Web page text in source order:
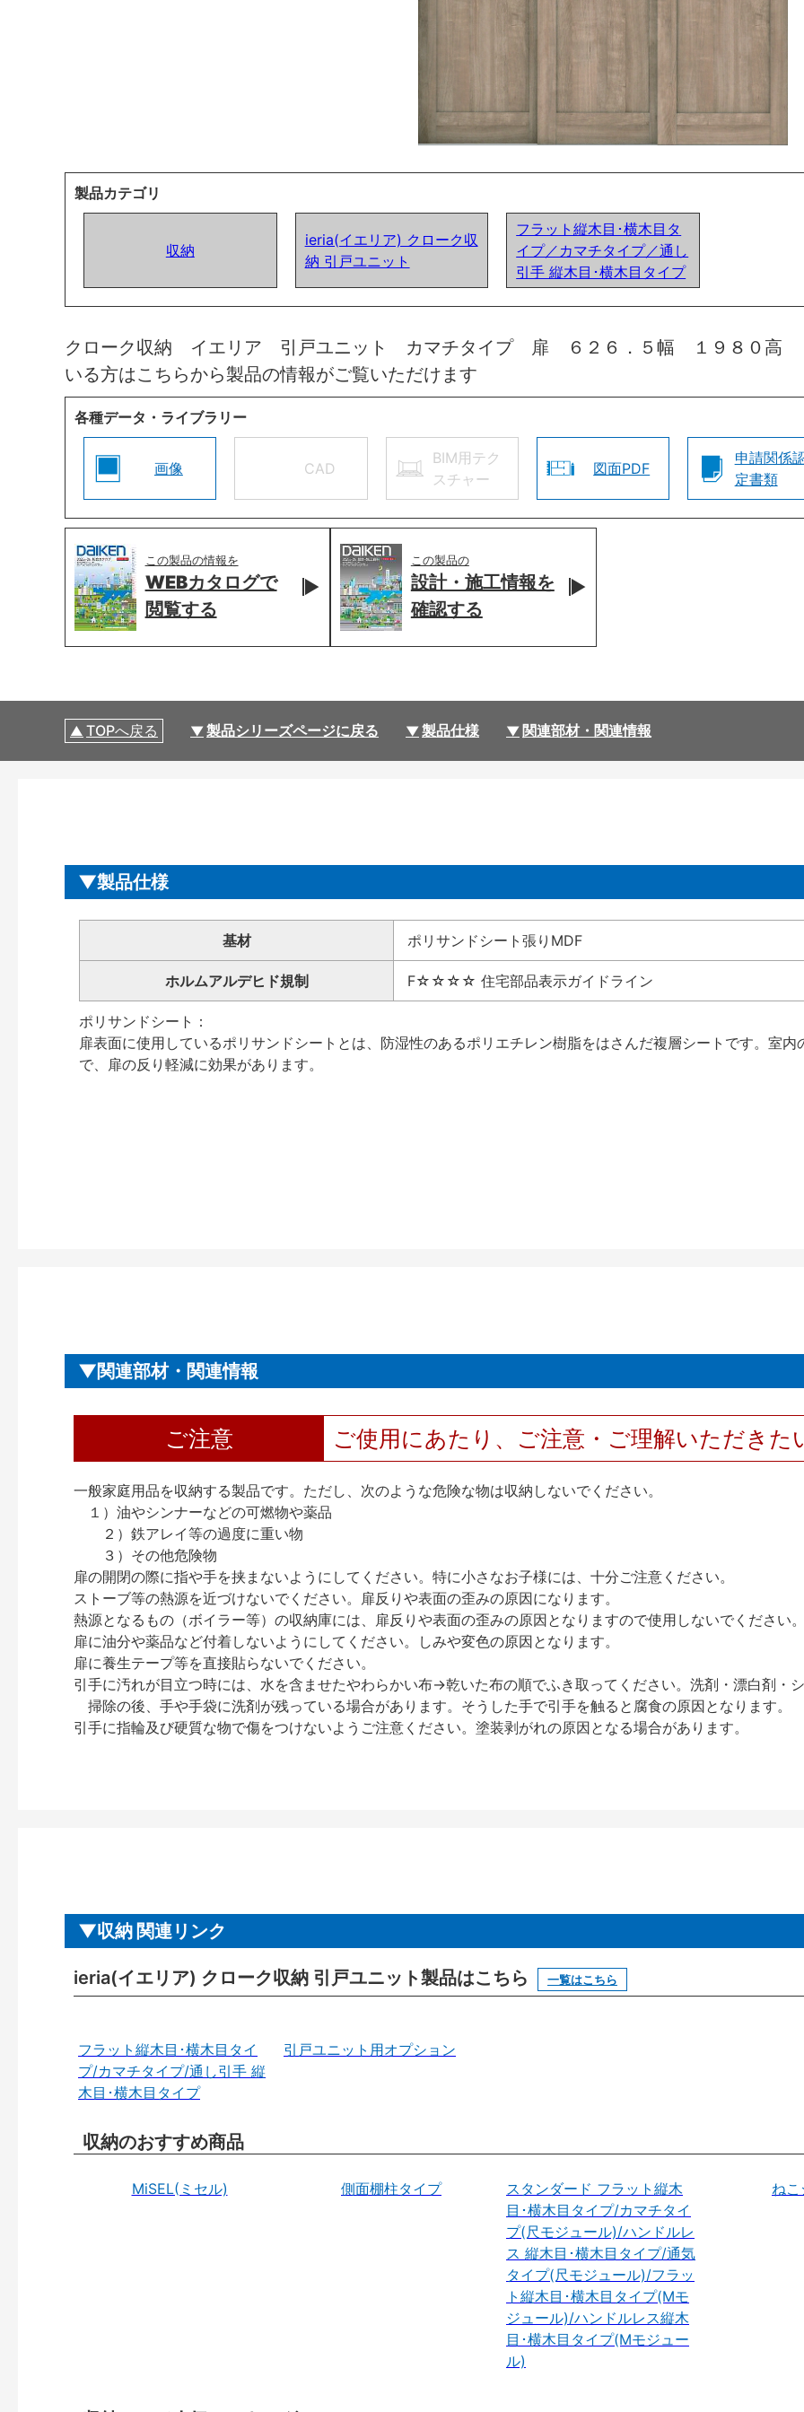
製品カテゴリ
収納
ieria(イエリア) クローク収
納 引戸ユニット
フラット縦木目･横木目タ
イプ／カマチタイプ／通し
引手 縦木目･横木目タイプ
クローク収納 イエリア 引戸ユニット カマチタイプ 扉 ６２６．５幅 １９８０高 〈
いる方はこちらから製品の情報がご覧いただけます
各種データ・ライブラリー
画像 CAD
BIM用テク
スチャー
図面PDF
申請関係
定書類
この製品の情報を
WEBカタログで
閲覧する
この製品の
設計・施工情報を
確認する
TOPへ戻る 製品シリーズページに戻る 製品仕様 関連部材・関連情報
製品仕様
基材 ポリサンドシート張りMDF
ホルムアルデヒド規制 F☆☆☆☆ 住宅部品表示ガイドライン
ポリサンドシート：
扉表面に使用しているポリサンドシートとは、防湿性のあるポリエチレン樹脂をはさんだ複層シートです。室
で、扉の反り軽減に効果があります。
関連部材・関連情報
ご注意 ご使用にあたり、ご注意・ご理解いただきた
一般家庭用品を収納する製品です。ただし、次のような危険な物は収納しないでください。
１）油やシンナーなどの可燃物や薬品
２）鉄アレイ等の過度に重い物
３）その他危険物
扉の開閉の際に指や手を挟まないようにしてください。特に小さなお子様には、十分ご注意ください。
ストーブ等の熱源を近づけないでください。扉反りや表面の歪みの原因になります。
熱源となるもの（ボイラー等）の収納庫には、扉反りや表面の歪みの原因となりますので使用しないでください
扉に油分や薬品など付着しないようにしてください。しみや変色の原因となります。
扉に養生テープ等を直接貼らないでください。
引手に汚れが目立つ時には、水を含ませたやわらかい布→乾いた布の順でふき取ってください。洗剤・漂白剤・
掃除の後、手や手袋に洗剤が残っている場合があります。そうした手で引手を触ると腐食の原因となります。
引手に指輪及び硬質な物で傷をつけないようご注意ください。塗装剥がれの原因となる場合があります。
収納 関連リンク
ieria(イエリア) クローク収納 引戸ユニット製品はこちら 一覧はこちら
フラット縦木目･横木目タイ
プ/カマチタイプ/通し引手 縦
木目･横木目タイプ
引戸ユニット用オプション
収納のおすすめ商品
MiSEL(ミセル) 側面棚柱タイプ
スタンダード フラット縦木
目･横木目タイプ/カマチタイ
プ(尺モジュール)/ハンドルレ
ス 縦木目･横木目タイプ/通気
タイプ(尺モジュール)/フラッ
ト縦木目･横木目タイプ(Mモ
ジュール)/ハンドルレス縦木
目･横木目タイプ(Mモジュー
ル)
ね